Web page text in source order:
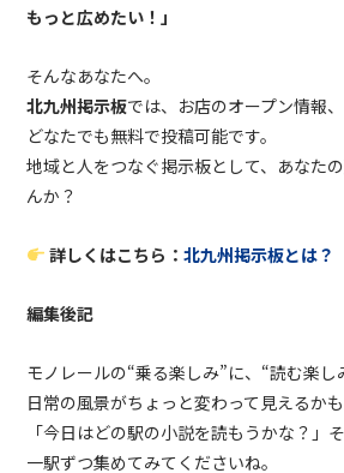
もっと広めたい！」
そんなあなたへ。
北九州掲示板では、お店のオープン情報
どなたでも無料で投稿可能です。
地域と人をつなぐ掲示板として、あなた
んか？
詳しくはこちら：北九州掲示板とは？
編集後記
モノレールの“乗る楽しみ”に、“読む楽し
日常の風景がちょっと変わって見えるかも
「今日はどの駅の小説を読もうかな？」
一駅ずつ集めてみてくださいね。